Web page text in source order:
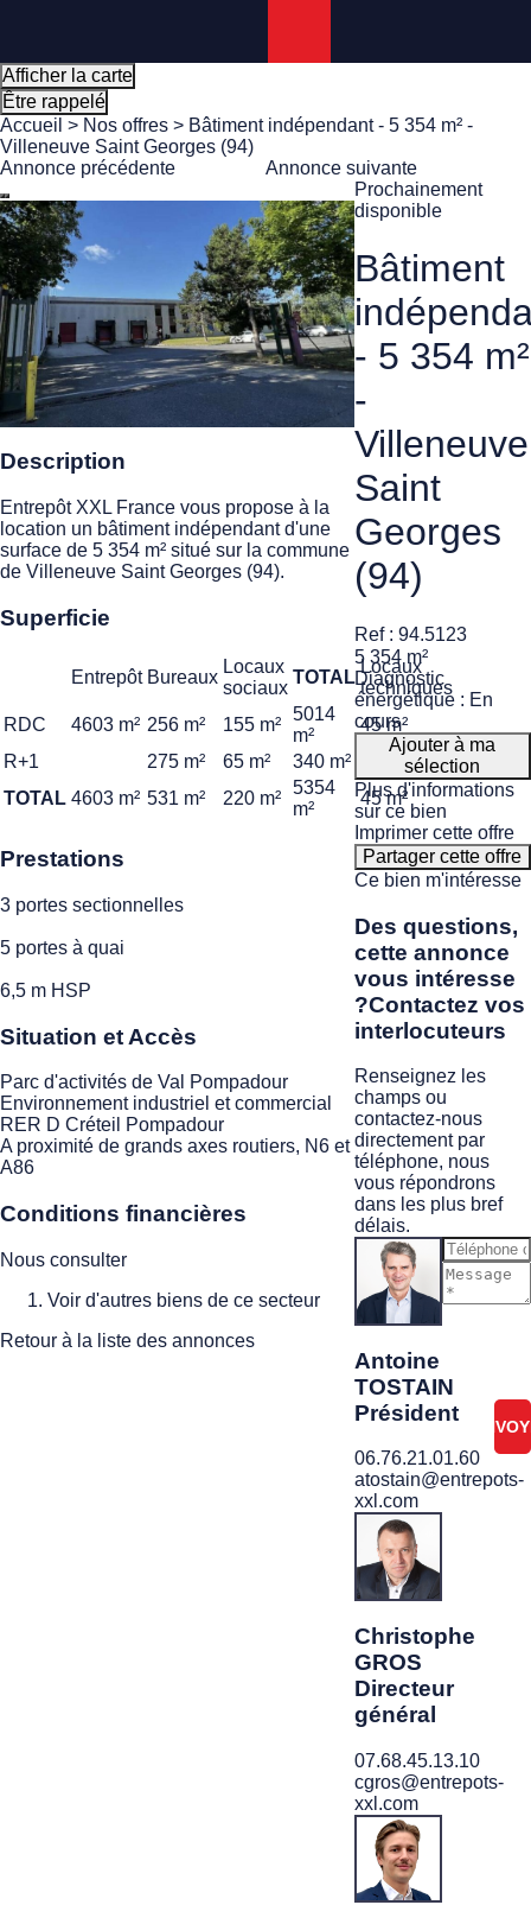
Afficher la carte
Être rappelé
Accueil > Nos offres > Bâtiment indépendant - 5 354 m² -
Villeneuve Saint Georges (94)
Annonce précédente
Annonce suivante
Description
Entrepôt XXL France vous propose à la
location un bâtiment indépendant d'une
surface de 5 354 m² situé sur la commune
de Villeneuve Saint Georges (94).
Superficie
Entrepôt Bureaux
Locaux
sociaux
TOTAL
Locaux
techniques
RDC
4603 m² 256 m² 155 m²
5014
m²
45 m²
R+1
275 m² 65 m²
340 m²
TOTAL 4603 m² 531 m² 220 m²
5354
m²
45 m²
Prestations
3 portes sectionnelles
5 portes à quai
6,5 m HSP
Situation et Accès
Parc d'activités de Val Pompadour
Environnement industriel et commercial
RER D Créteil Pompadour
A proximité de grands axes routiers, N6 et
A86
Conditions financières
Nous consulter
Voir d'autres biens de ce secteur
Retour à la liste des annonces
Prochainement
disponible
Bâtiment
- 5 354 m²
-
Villeneuve
Saint
Georges
(94)
Ref : 94.5123
5 354 m²
Diagnostic
énergétique : En
cours
Ajouter à ma
sélection
Plus d'informations
sur ce bien
Imprimer cette offre
Partager cette offre
Ce bien m'intéresse
Des questions,
cette annonce
vous intéresse
?Contactez vos
interlocuteurs
Renseignez les
champs ou
contactez-nous
directement par
téléphone, nous
vous répondrons
dans les plus bref
délais.
Antoine
TOSTAIN
Président
06.76.21.01.60
atostain@entrepots-
xxl.com
Christophe
GROS
Directeur
général
07.68.45.13.10
cgros@entrepots-
xxl.com